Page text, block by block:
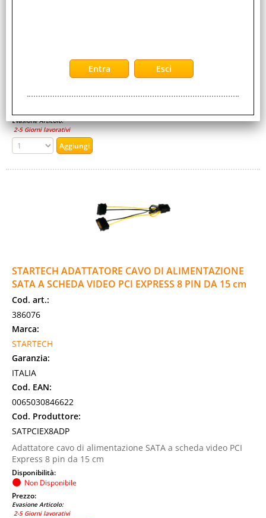
Cavo di alimentazione alimentazione SATA (M) a Cavo alim.
PCI 6 piedini (M) 15 cm
Non Disponibile
Evasione Articolo:
2-5 Giorni lavorativi
STARTECH ADATTATORE CAVO DI ALIMENTAZIONE
SATA A SCHEDA VIDEO PCI EXPRESS 8 PIN DA 15 cm
Cod. art.:
386076
Marca:
STARTECH
Garanzia:
ITALIA
Cod. EAN:
0065030846622
Cod. Produttore:
SATPCIEX8ADP
Adattatore cavo di alimentazione SATA a scheda video PCI
Express 8 pin da 15 cm
Disponibilità:
Non Disponibile
Prezzo:
Evasione Articolo:
2-5 Giorni lavorativi